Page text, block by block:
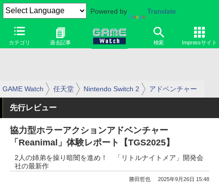
Powered by Translate
カテゴリ 過去記事 検索 Impressサイト
GAME Watch 任天堂 Nintendo Switch 2 アドベンチャー
先行レビュー
協力型ホラーアクションアドベンチャー
「Reanimal」体験レポート【TGS2025】
2人の姉弟を操り暗闇を進め！ 「リトルナイトメア」開発会
社の最新作
勝田哲也 2025年9月26日 15:48